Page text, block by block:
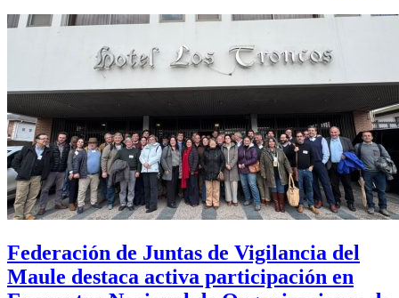
Federación de Juntas de Vigilancia del
Maule destaca activa participación en